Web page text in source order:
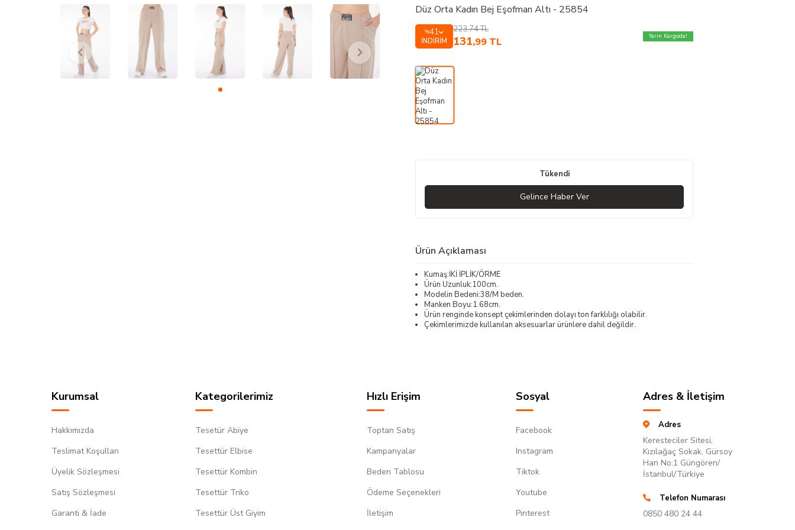
Düz Orta Kadın Bej Eşofman Altı - 25854
%41
İNDIRIM
223,74TL
131,99 TL Yarın Kargoda!
Tükendi
Gelince Haber Ver
Ürün Açıklaması
Kumaş:İKİ İPLİK/ÖRME
Ürün Uzunluk:100cm.
Modelin Bedeni:38/M beden.
Manken Boyu:1.68cm.
Ürün renginde konsept çekimlerinden dolayı ton farklılığı olabilir.
Çekimlerimizde kullanılan aksesuarlar ürünlere dahil değildir.
Kurumsal
Hakkımızda
Teslimat Koşulları
Üyelik Sözleşmesi
Satış Sözleşmesi
Garanti & İade
Kategorilerimiz
Tesetür Abiye
Tesettür Elbise
Tesettür Kombin
Tesettür Triko
Tesettür Üst Giyim
Hızlı Erişim
Toptan Satış
Kampanyalar
Beden Tablosu
Ödeme Seçenekleri
İletişim
Sosyal
Facebook
Instagram
Tiktok
Youtube
Pinterest
Adres & İletişim
Adres
Keresteciler Sitesi,
Kızılağaç Sokak, Gürsoy
Han No:1 Güngören/
İstanbul/Türkiye
Telefon Numarası
0850 480 24 44